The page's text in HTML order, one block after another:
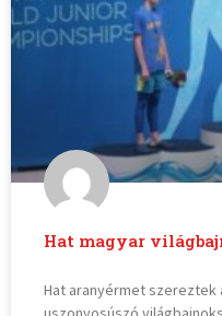
Hat magyar
Hat aranyérmet szereztek